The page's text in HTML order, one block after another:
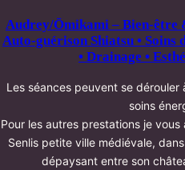
Audrey/Ōmikami – Bien-être
Auto-guérison Shiatsu • Soins
• Drainage •
Les séances peuvent se
soins
Pour les autres prestations je vous
Senlis petite ville médiévale,
dépaysant entre son